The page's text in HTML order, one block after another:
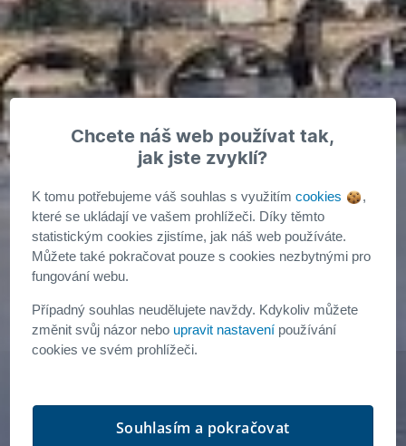
Přesun Prvoka z
Českých Budějovic do
Prahy
Chcete náš web používat tak,
jak jste zvyklí?
K tomu potřebujeme váš souhlas s využitím cookies
,
které se ukládají ve vašem prohlížeči. Díky těmto
statistickým cookies zjistíme, jak náš web používáte.
Můžete také pokračovat pouze s cookies nezbytnými pro
fungování webu.
Případný souhlas neudělujete navždy. Kdykoliv můžete
změnit svůj názor nebo upravit nastavení používání
cookies ve svém prohlížeči.
Souhlasím a pokračovat